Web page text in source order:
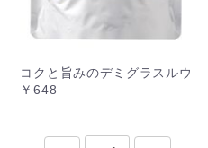
コクと旨みのデミグラスルウ
￥648